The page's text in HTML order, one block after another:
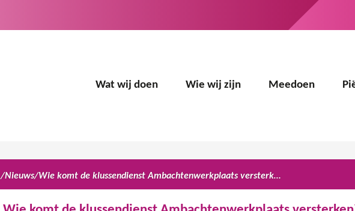
Wat wij doen Wie wij zijn Meedoen
/Nieuws/ Wie komt de klussendienst Ambachtenwerkplaats versterken?